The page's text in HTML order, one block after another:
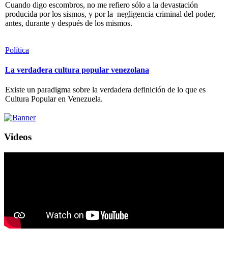
Cuando digo escombros, no me refiero sólo a la devastación
producida por los sismos, y por la negligencia criminal del poder,
antes, durante y después de los mismos.
Política
La verdadera cultura popular venezolana
Existe un paradigma sobre la verdadera definición de lo que es
Cultura Popular en Venezuela.
Videos